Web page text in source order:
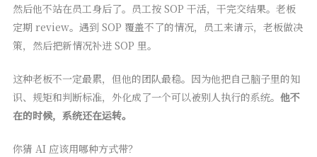
然后他不站在员工身后了。员工按 SOP 干活，干完交结果。老板
定期 review。遇到 SOP 覆盖不了的情况，员工来请示，老板做决
策，然后把新情况补进 SOP 里。
这种老板不一定最累，但他的团队最稳。因为他把自己脑子里的知
识、规矩和判断标准，外化成了一个可以被别人执行的系统。 他不
在的时候，系统还在运转。
你猜 AI 应该用哪种方式带？